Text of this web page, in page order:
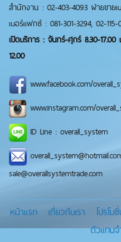
สำนักงาน : 02-403-4093 ฝ่ายขายเ
เบอร์แฟกซ์ : 081-301-3294, 02-115-
เปิดบริการ : จันทร์-ศุกร์ 8.30-17.00
12.00
www.facebook.com/
www.instagram.com/
ID Line : overall_system
sale@overallsystemtrade.com
หน้าแรก เกี่ยวกับเรา โปรโม
ตัวแทน